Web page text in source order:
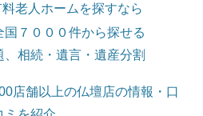
老人ホームを探すなら
７０００件から探せる
相続・遺言・遺産分割
店舗以上の仏壇店の情報・口